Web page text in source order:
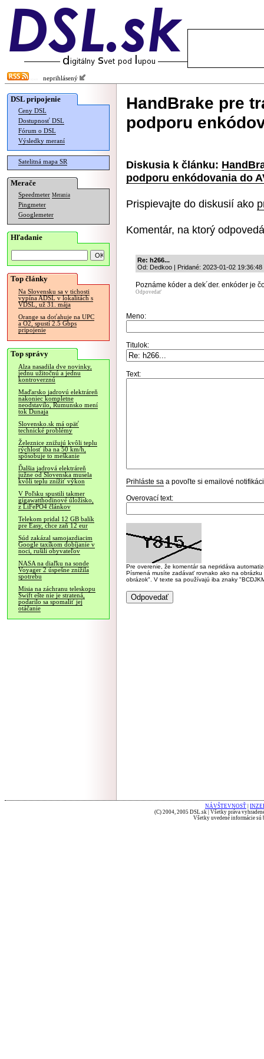
neprihlásený
DSL pripojenie
Ceny DSL
Dostupnosť DSL
Fórum o DSL
Výsledky meraní
Satelitná mapa SR
Merače
Speedmeter Merania
Pingmeter
Googlemeter
Hľadanie
Top články
Na Slovensku sa v tichosti
vypína ADSL v lokalitách s
VDSL, už 31. mája
Orange sa doťahuje na UPC
a O2, spustí 2.5 Gbps
pripojenie
Top správy
Alza nasadila dve novinky,
jednu užitočnú a jednu
kontroverznú
Maďarsko jadrovú elektráreň
nakoniec kompletne
neodstavilo, Rumunsko mení
tok Dunaja
Slovensko.sk má opäť
technické problémy
Železnice znižujú kvôli teplu
rýchlosť iba na 50 km/h,
spôsobuje to meškanie
Ďalšia jadrová elektráreň
južne od Slovenska musela
kvôli teplu znížiť výkon
V Poľsku spustili takmer
gigawatthodinové úložisko,
z LiFePO4 článkov
Telekom pridal 12 GB balík
pre Easy, chce zaň 12 eur
Súd zakázal samojazdiacim
Google taxíkom dobíjanie v
noci, rušili obyvateľov
NASA na diaľku na sonde
Voyager 2 úspešne znížila
spotrebu
Misia na záchranu teleskopu
Swift ešte nie je stratená,
podarilo sa spomaliť jej
otáčanie
HandBrake pre
podporu
Diskusia k článku:
podporu enkódovania do
Prispievajte do diskusií ako
Komentár, na ktorý
Re: h266...
Od: Dedkoo | Pridané: 2023-01-02 19:36:48
Poznáme kóder a dek´der. enkóder je
Odpovedať
Meno:
Titulok:
Text:
Prihláste sa a povoľte si emailové
Overovací text:
Pre overenie, že komentár sa nepridáva
Písmená musíte zadávať rovnako ako na
obrázok". V texte sa používajú iba znaky
NÁVŠTEVNOSŤ
(C) 2004, 2005 DSL.sk | Všetky práva
Všetky uvedené informácie sú